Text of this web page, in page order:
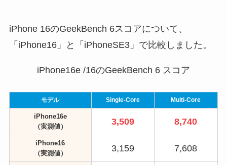
iPhone 16のGeekBench 6スコアについて、
「iPhone16」と「iPhoneSE3」で比較しました。
iPhone16e /16のGeekBench 6 スコア
モデル Single-Core Multi-Core
iPhone16e
（実測値）
3,509 8,740
iPhone16
（実測値）
3,159 7,608